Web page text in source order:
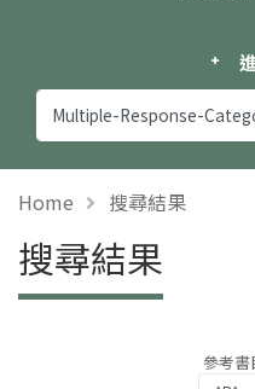
Home 搜尋結果
搜尋結果
參考書